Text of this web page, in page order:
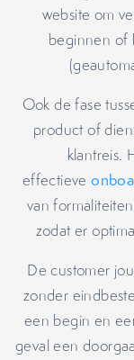
website om
beginnen of
Ook de fase
product of
klantreis.
effectieve
van
zodat er
De customer
zonder
een begin en
geval een